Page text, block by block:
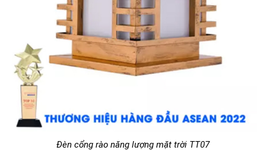
Đèn cổng rào năng lượng mặt trời TT07